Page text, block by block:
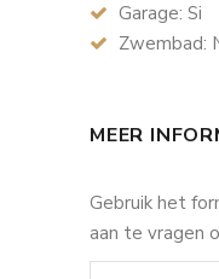
Garage: Si
Zwembad:
MEER
Gebruik het
aan te vragen